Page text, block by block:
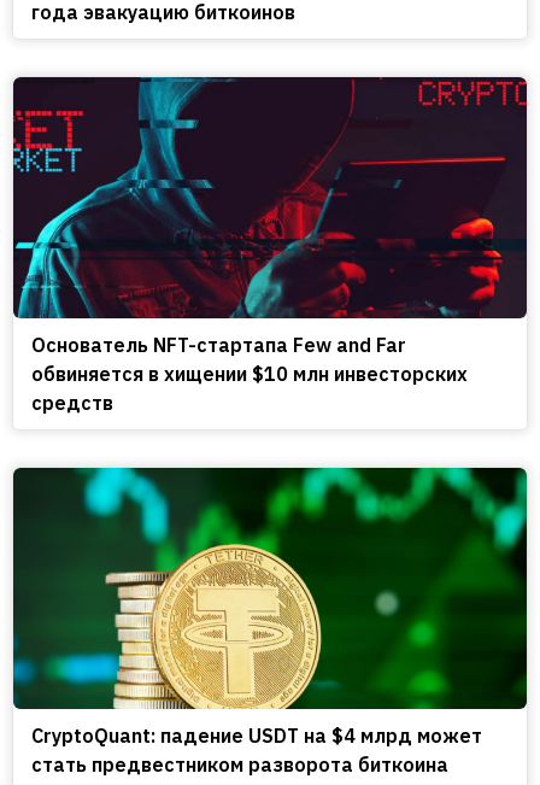
года эвакуацию биткоинов
Основатель NFT-стартапа Few and Far
обвиняется в хищении $10 млн инвесторских
средств
CryptoQuant: падение USDT на $4 млрд может
стать предвестником разворота биткоина